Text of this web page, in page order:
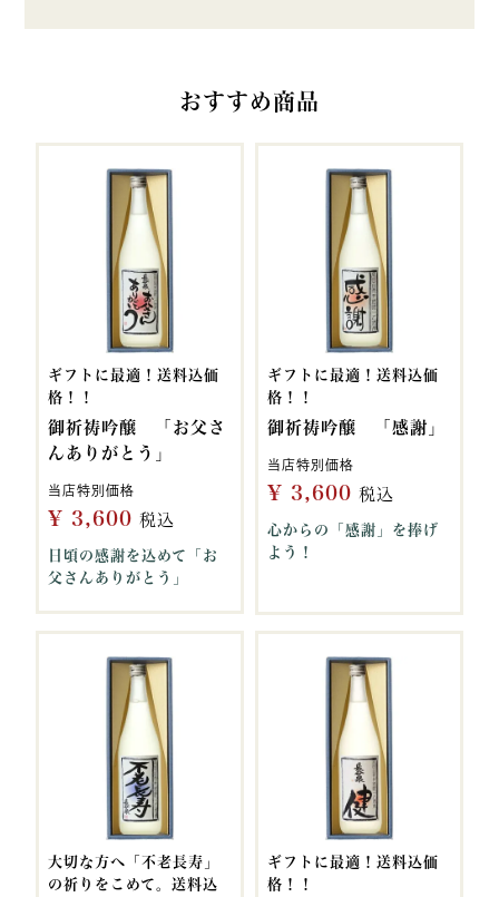
おすすめ商品
ギフトに最適！送料込価
格！！
御祈祷吟醸 「お父さ
んありがとう」
当店特別価格
¥ 3,600 税込
日頃の感謝を込めて「お
父さんありがとう」
ギフトに最適！送料込価
格！！
御祈祷吟醸 「感謝」
当店特別価格
¥ 3,600 税込
心からの「感謝」を捧げ
よう！
大切な方へ「不老長寿」
の祈りをこめて。送料込
ギフトに最適！送料込価
格！！